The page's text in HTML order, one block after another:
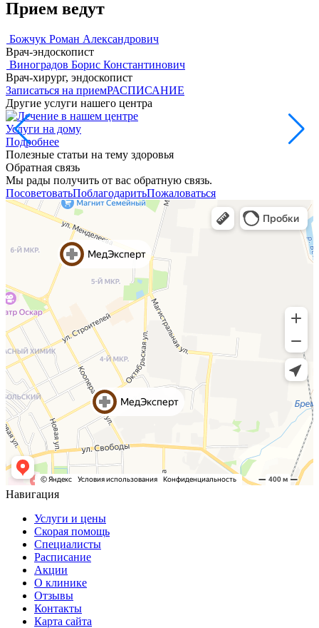
Прием ведут
Божчук Роман Александрович
Врач-эндоскопист
Виноградов Борис Константинович
Врач-хирург, эндоскопист
Записаться на приемРАСПИСАНИЕ
Другие услуги нашего центра
Услуги на дому
Подробнее
Полезные статьи на тему здоровья
Обратная связь
Мы рады получить от вас обратную связь.
ПосоветоватьПоблагодаритьПожаловаться
Навигация
Услуги и цены
Скорая помощь
Специалисты
Расписание
Акции
О клинике
Отзывы
Контакты
Карта сайта